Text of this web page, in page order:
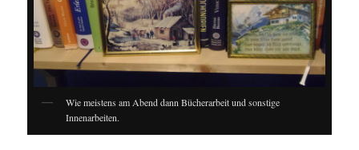
Wie meistens am Abend dann Bücherarbeit und sonstige
Innenarbeiten.